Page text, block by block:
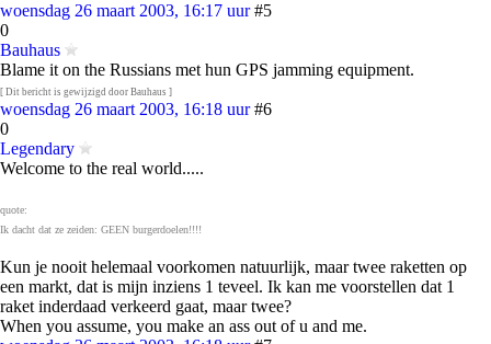
woensdag 26 maart 2003, 16:17 uur #5
0
Bauhaus
Blame it on the Russians met hun GPS jamming equipment.
[ Dit bericht is gewijzigd door Bauhaus ]
woensdag 26 maart 2003, 16:18 uur #6
0
Legendary
Welcome to the real world.....
quote:
Ik dacht dat ze zeiden: GEEN burgerdoelen!!!!
Kun je nooit helemaal voorkomen natuurlijk, maar twee raketten op
een markt, dat is mijn inziens 1 teveel. Ik kan me voorstellen dat 1
raket inderdaad verkeerd gaat, maar twee?
When you assume, you make an ass out of u and me.